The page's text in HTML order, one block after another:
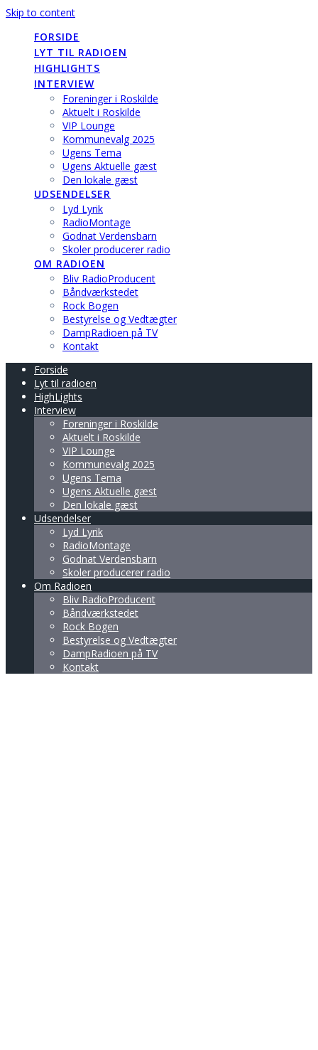
Skip to content
FORSIDE
LYT TIL RADIOEN
HIGHLIGHTS
INTERVIEW
Foreninger i Roskilde
Aktuelt i Roskilde
VIP Lounge
Kommunevalg 2025
Ugens Tema
Ugens Aktuelle gæst
Den lokale gæst
UDSENDELSER
Lyd Lyrik
RadioMontage
Godnat Verdensbarn
Skoler producerer radio
OM RADIOEN
Bliv RadioProducent
Båndværkstedet
Rock Bogen
Bestyrelse og Vedtægter
DampRadioen på TV
Kontakt
Forside
Lyt til radioen
HighLights
Interview
Foreninger i Roskilde
Aktuelt i Roskilde
VIP Lounge
Kommunevalg 2025
Ugens Tema
Ugens Aktuelle gæst
Den lokale gæst
Udsendelser
Lyd Lyrik
RadioMontage
Godnat Verdensbarn
Skoler producerer radio
Om Radioen
Bliv RadioProducent
Båndværkstedet
Rock Bogen
Bestyrelse og Vedtægter
DampRadioen på TV
Kontakt